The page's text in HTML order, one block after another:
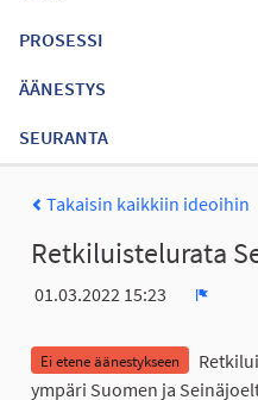
PROSESSI
ÄÄNESTYS
SEURANTA
Takaisin kaikkiin ideoihin
Retkiluistelurata
01.03.2022 15:23
Ei etene äänestykseen
ympäri Suomen ja